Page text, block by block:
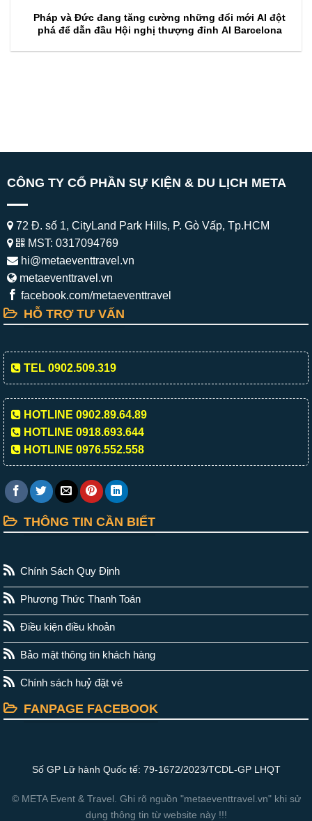
Pháp và Đức đang tăng cường những đổi mới AI đột
phá để dẫn đầu Hội nghị thượng đỉnh AI Barcelona
CÔNG TY CỔ PHẦN SỰ KIỆN & DU LỊCH META
72 Đ. số 1, CityLand Park Hills, P. Gò Vấp, Tp.HCM
MST: 0317094769
hi@metaeventtravel.vn
metaeventtravel.vn
facebook.com/metaeventtravel
HỖ TRỢ TƯ VẤN
TEL 0902.509.319
HOTLINE 0902.89.64.89
HOTLINE 0918.693.644
HOTLINE 0976.552.558
THÔNG TIN CẦN BIẾT
Chính Sách Quy Định
Phương Thức Thanh Toán
Điều kiện điều khoản
Bảo mật thông tin khách hàng
Chính sách huỷ đặt vé
FANPAGE FACEBOOK
Số GP Lữ hành Quốc tế: 79-1672/2023/TCDL-GP LHQT
© META Event & Travel. Ghi rõ nguồn "metaeventtravel.vn" khi sử
dụng thông tin từ website này !!!